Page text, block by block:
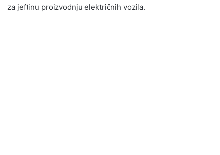
za jeftinu proizvodnju električnih vozila.